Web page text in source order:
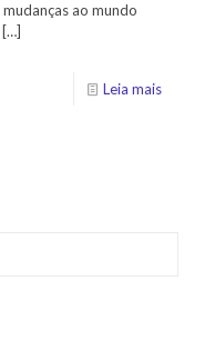
ao mundo
[…]
Leia mais